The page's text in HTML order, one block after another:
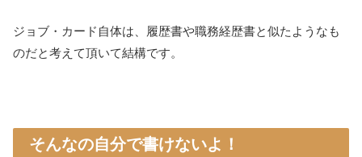
ジョブ・カード自体は、履歴書や職務経歴書と似たようなも
のだと考えて頂いて結構です。
そんなの自分で書けないよ！